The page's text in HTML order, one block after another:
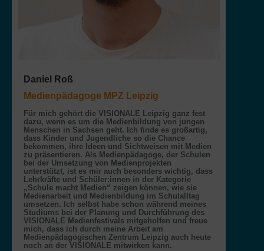
Daniel Roß
Medienpädagoge MPZ Leipzig
Für mich gehört die VISIONALE Leipzig ganz fest
dazu, wenn es um die Medienbildung von jungen
Menschen in Sachsen geht. Ich finde es großartig,
dass Kinder und Jugendliche so die Chance
bekommen, ihre Ideen und Sichtweisen mit Medien
zu präsentieren. Als Medienpädagoge, der Schulen
bei der Umsetzung von Medienprojekten
unterstützt, ist es mir auch besonders wichtig, dass
Lehrkräfte und Schüler:innen in der Kategorie
„Schule macht Medien“ zeigen können, wie sie
Medienarbeit und Medienbildung im Schulalltag
umsetzen. Ich selbst habe schon während meines
Studiums bei der Planung und Durchführung des
VISIONALE Medienfestivals mitgeholfen und freue
mich, dass ich durch meine Arbeit am
Medienpädagogischen Zentrum Leipzig auch heute
noch an der VISIONALE mitwirken kann.